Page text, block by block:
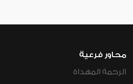
محاور فرعية
الرحمة المهداة